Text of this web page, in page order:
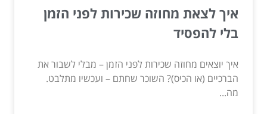
איך לצאת מחוזה שכירות לפני הזמן
בלי להפסיד
איך יוצאים מחוזה שכירות לפני הזמן – מבלי לשבור את
הברכיים (או הכיס)? השוכר שחתם – ועכשיו מתלבט.
מה...